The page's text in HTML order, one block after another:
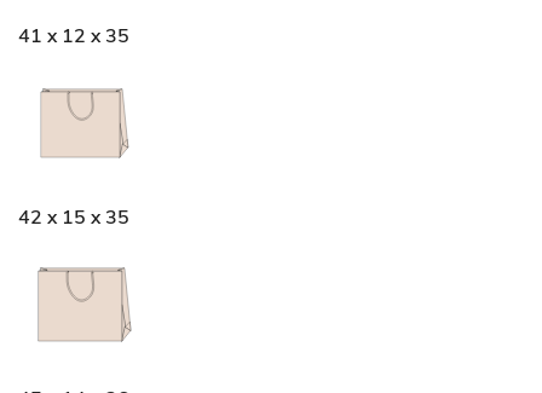
41 x 12 x 35
42 x 15 x 35